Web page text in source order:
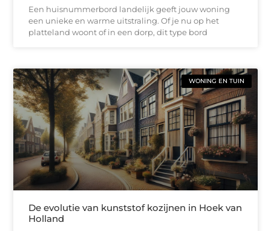
Een huisnummerbord landelijk geeft jouw woning
een unieke en warme uitstraling. Of je nu op het
platteland woont of in een dorp, dit type bord
WONING EN TUIN
De evolutie van kunststof kozijnen in Hoek van
Holland